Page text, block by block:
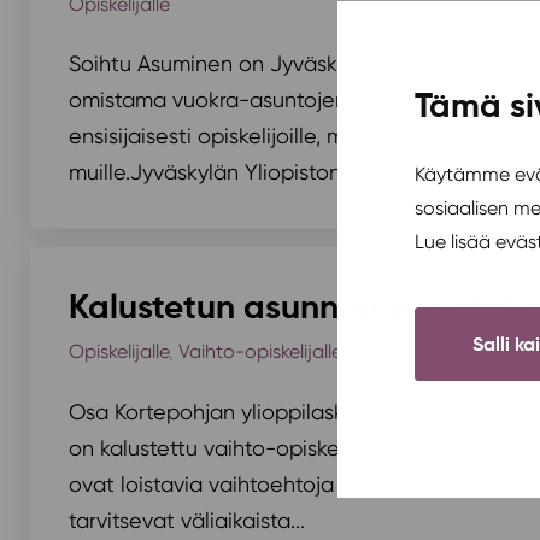
Tämä
Käytämme
sosiaalisen
Lue lisää
Salli
Soihtu Asuminen on Jyväskylän yliopiston
omistama vuokra-asuntojen tuottaja.
ensisijaisesti opiskelijoille, mutta
muille.Jyväskylän Yliopiston Ylioppilaskunnan
Kalustetun asunnon varustelu
Opiskelijalle, Vaihto-opiskelijalle
Osa Kortepohjan ylioppilaskylän
on kalustettu vaihto-opiskelijoiden
ovat loistavia vaihtoehtoja esimerkiksi
tarvitsevat väliaikaista...